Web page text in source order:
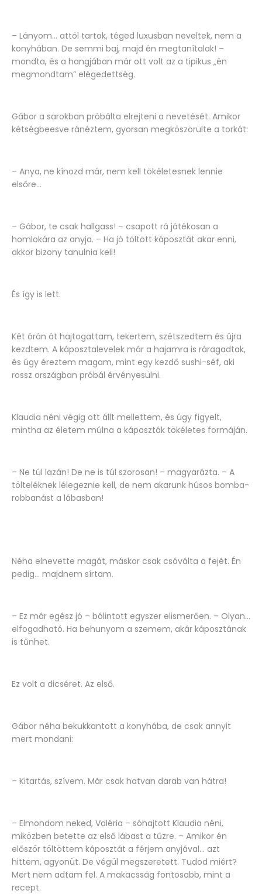
– Lányom… attól tartok, téged luxusban neveltek, nem a
konyhában. De semmi baj, majd én megtanítalak! –
mondta, és a hangjában már ott volt az a tipikus „én
megmondtam” elégedettség.
Gábor a sarokban próbálta elrejteni a nevetését. Amikor
kétségbeesve ránéztem, gyorsan megköszörülte a torkát:
– Anya, ne kínozd már, nem kell tökéletesnek lennie
elsőre...
– Gábor, te csak hallgass! – csapott rá játékosan a
homlokára az anyja. – Ha jó töltött káposztát akar enni,
akkor bizony tanulnia kell!
És így is lett.
Két órán át hajtogattam, tekertem, szétszedtem és újra
kezdtem. A káposztalevelek már a hajamra is ráragadtak,
és úgy éreztem magam, mint egy kezdő sushi-séf, aki
rossz országban próbál érvényesülni.
Klaudia néni végig ott állt mellettem, és úgy figyelt,
mintha az életem múlna a káposzták tökéletes formáján.
– Ne túl lazán! De ne is túl szorosan! – magyarázta. – A
tölteléknek lélegeznie kell, de nem akarunk húsos bomba-
robbanást a lábasban!
Néha elnevette magát, máskor csak csóválta a fejét. Én
pedig... majdnem sírtam.
– Ez már egész jó – bólintott egyszer elismerően. – Olyan...
elfogadható. Ha behunyom a szemem, akár káposztának
is tűnhet.
Ez volt a dicséret. Az első.
Gábor néha bekukkantott a konyhába, de csak annyit
mert mondani:
– Kitartás, szívem. Már csak hatvan darab van hátra!
– Elmondom neked, Valéria – sóhajtott Klaudia néni,
miközben betette az első lábast a tűzre. – Amikor én
először töltöttem káposztát a férjem anyjával… azt
hittem, agyonüt. De végül megszeretett. Tudod miért?
Mert nem adtam fel. A makacsság fontosabb, mint a
recept.